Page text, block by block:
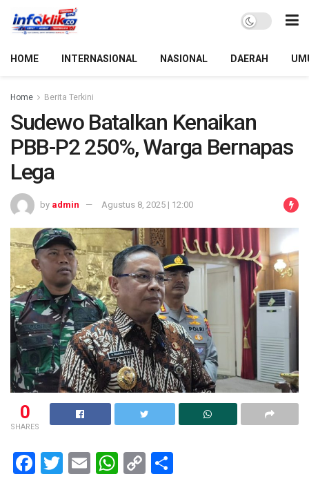
HOME INTERNASIONAL NASIONAL DAERAH
Home Berita Terkini
Sudewo Batalkan Kenaikan
PBB-P2 250%, Warga Bernapas
Lega
by admin Agustus 8, 2025 | 12:00
0
SHARES
F
T
E
W
C